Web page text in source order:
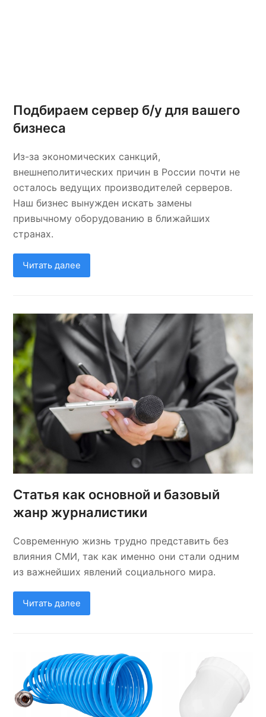
Подбираем сервер б/у для вашего
бизнеса
Из-за экономических санкций,
внешнеполитических причин в России почти не
осталось ведущих производителей серверов.
Наш бизнес вынужден искать замены
привычному оборудованию в ближайших
странах.
Читать далее
Статья как основной и базовый
жанр журналистики
Современную жизнь трудно представить без
влияния СМИ, так как именно они стали одним
из важнейших явлений социального мира.
Читать далее